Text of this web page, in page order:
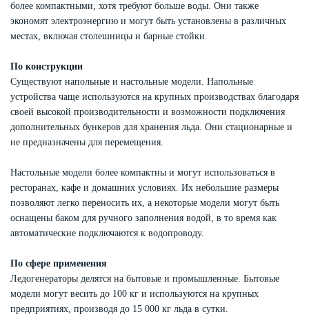
более компактными, хотя требуют больше воды. Они также
экономят электроэнергию и могут быть установлены в различных
местах, включая столешницы и барные стойки.
По конструкции
Существуют напольные и настольные модели. Напольные
устройства чаще используются на крупных производствах благодаря
своей высокой производительности и возможности подключения
дополнительных бункеров для хранения льда. Они стационарные и
не предназначены для перемещения.
Настольные модели более компактны и могут использоваться в
ресторанах, кафе и домашних условиях. Их небольшие размеры
позволяют легко переносить их, а некоторые модели могут быть
оснащены баком для ручного заполнения водой, в то время как
автоматические подключаются к водопроводу.
По сфере применения
Ледогенераторы делятся на бытовые и промышленные. Бытовые
модели могут весить до 100 кг и используются на крупных
предприятиях, производя до 15 000 кг льда в сутки.